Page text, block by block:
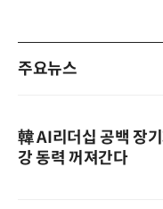
주요뉴스
韓 AI리더십 공백 장
강 동력 꺼져간다